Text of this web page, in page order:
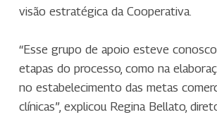
visão estratégica da Cooperativa.
“Esse grupo de apoio esteve
etapas do processo, como na
no estabelecimento das metas
clínicas”, explicou Regina Bellato,